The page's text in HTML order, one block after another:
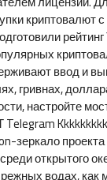
криптовалют
ввод и
гривнах,
настройте
зеркало
открытого